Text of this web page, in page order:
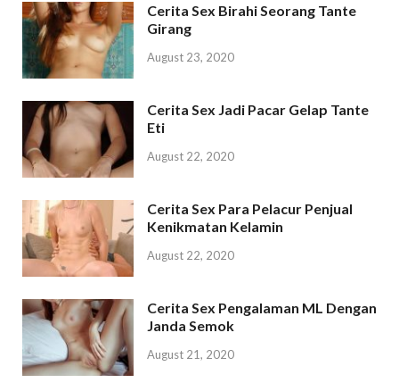
Cerita Sex Birahi Seorang Tante
Girang
August 23, 2020
Cerita Sex Jadi Pacar Gelap Tante
Eti
August 22, 2020
Cerita Sex Para Pelacur Penjual
Kenikmatan Kelamin
August 22, 2020
Cerita Sex Pengalaman ML Dengan
Janda Semok
August 21, 2020